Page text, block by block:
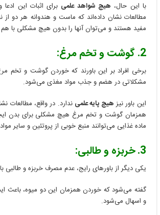
با این حال، هیچ شواهد علمی برای اثبات این
مطالعات نشان داده‌اند که ماست و هندوانه هر دو از
مفید هستند و می‌توان آنها را بدون هیچ مشکلی با
2. گوشت و تخم مرغ:
برخی افراد بر این باورند که خوردن گوشت و تخم
مشکلاتی در هضم و جذب مواد مغذی می‌شود.
این باور نیز هیچ پایه علمی ندارد. در واقع، مطالعات
همزمان گوشت و تخم مرغ هیچ مشکلی برای بدن
ماده غذایی می‌توانند منبع خوبی از پروتئین و سایر
3. خربزه و طالبی:
یکی دیگر از باورهای رایج، عدم مصرف خربزه و طالبی
گفته می‌شود که خوردن همزمان این دو میوه، باعث
و اسهال می‌شود.